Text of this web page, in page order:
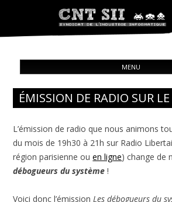
CNT – Solidarité
MENU
ÉMISSION DE RADIO SUR
L’émission de radio que nous animons
du mois de 19h30 à 21h sur Radio
région parisienne ouen ligne) change de
débogueurs du système !
Voici donc l’émissionLes débogueurs du